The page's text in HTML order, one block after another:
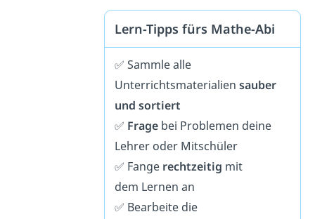
Lern-Tipps fürs Mathe-Abi
✅ Sammle alle
Unterrichtsmaterialiensauber
und sortiert
✅ Frage bei Problemen deine
Lehrer oder Mitschüler
✅ Fange rechtzeitig mit
dem Lernen an
✅ Bearbeite die